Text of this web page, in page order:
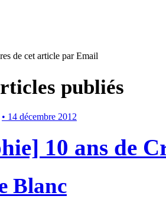
de cet article par Email
publiés
• 14 décembre 2012
10 ans de
Blanc